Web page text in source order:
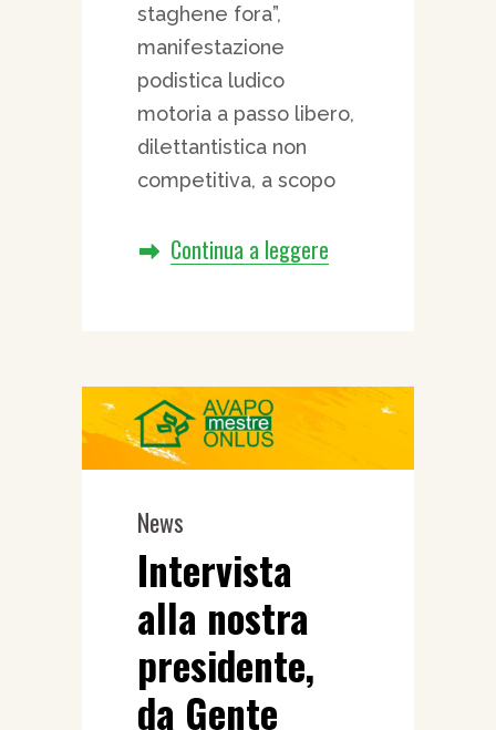
staghene fora”,
manifestazione
podistica ludico
motoria a passo libero,
dilettantistica non
competitiva, a scopo
Continua a leggere
News
Intervista
alla nostra
presidente,
da Gente